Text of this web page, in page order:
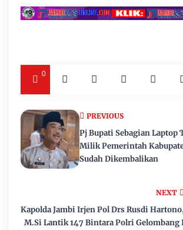
0
NEXT
Kapolda Jambi Irjen Pol Drs Rusdi
M.Si Lantik 147 Bintara Polri Gelombang
PREVIOUS
Pj Bupati Sebagian Laptop
Milik Pemerintah
Sudah Dikembalikan